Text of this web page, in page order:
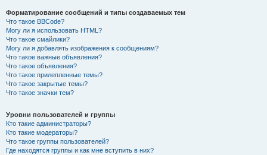
Форматирование сообщений и типы создаваемых тем
Что такое BBCode?
Могу ли я использовать HTML?
Что такое смайлики?
Могу ли я добавлять изображения к сообщениям?
Что такое важные объявления?
Что такое объявления?
Что такое прилепленные темы?
Что такое закрытые темы?
Что такое значки тем?
Уровни пользователей и группы
Кто такие администраторы?
Кто такие модераторы?
Что такое группы пользователей?
Где находятся группы и как мне вступить в них?